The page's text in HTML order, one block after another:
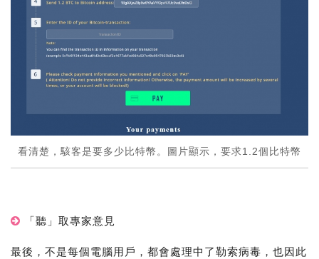
看清楚，駭客是要多少比特幣。圖片顯示，要求1.2個比特幣
「聽」取專家意見
最後，不是每個電腦用戶，都會處理中了勒索病毒，也因此